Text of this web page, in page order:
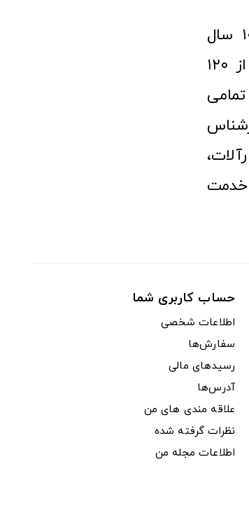
فروشگاه آنلاین ابزار و تجهیزات صنعتی کولیس با افتخار نزدیک به ۱۰ سال
فعالیت در عرصه ابزارآلات و کالاهای صنعتی توانسته مورد اعتماد بیش از ۱۲۰
حساب کاربری شما
اطلاعات شخصی
سفارش‌ها
رسیدهای مالی
آدرس‌ها
علاقه مندی های من
نظرات گرفته شده
اطلاعات مجله من